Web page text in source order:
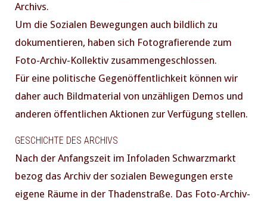
Archivs.
Um die Sozialen Bewegungen auch bildlich zu
dokumentieren, haben sich Fotografierende zum
Foto-Archiv-Kollektiv zusammengeschlossen.
Für eine politische Gegenöffentlichkeit können wir
daher auch Bildmaterial von unzähligen Demos und
anderen öffentlichen Aktionen zur Verfügung stellen.
GESCHICHTE DES ARCHIVS
Nach der Anfangszeit im Infoladen Schwarzmarkt
bezog das Archiv der sozialen Bewegungen erste
eigene Räume in der Thadenstraße. Das Foto-Archiv-